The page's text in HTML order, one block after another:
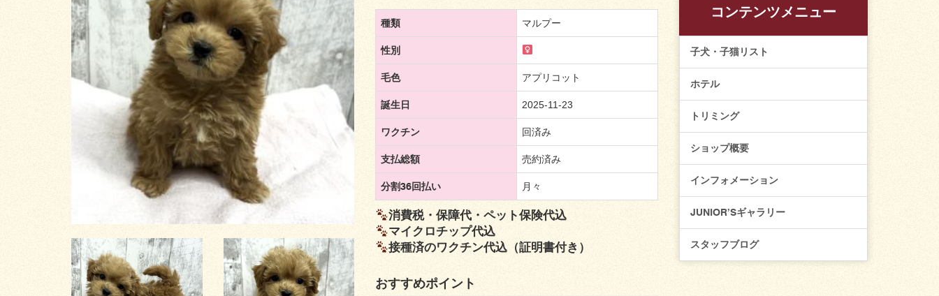
種類 マルプー
性別
毛色 アプリコット
誕生日 2025-11-23
ワクチン 回済み
支払総額 売約済み
分割36回払い 月々
消費税・保障代・ペット保険代込
マイクロチップ代込
接種済のワクチン代込（証明書付き）
おすすめポイント
コンテンツメニュー
子犬・子猫リスト
ホテル
トリミング
ショップ概要
インフォメーション
JUNIOR’Sギャラリー
スタッフブログ